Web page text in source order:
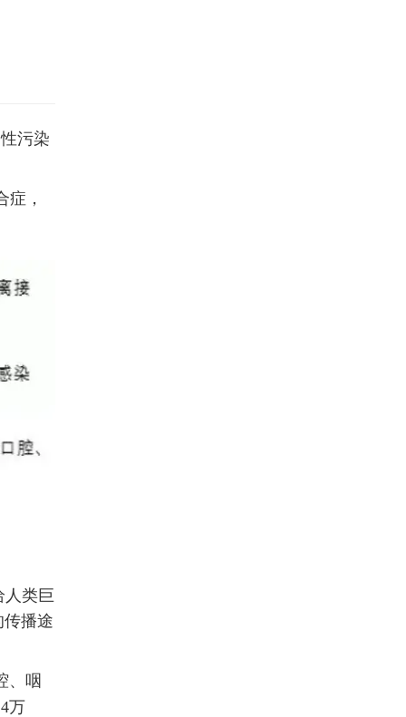
污染
，
人类巨
传播途
、咽
万